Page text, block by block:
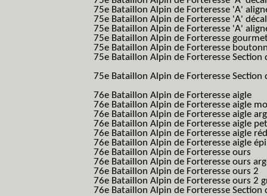
75e Bataillon Alpin de Forteresse 'A'
75e Bataillon Alpin de Forteresse 'A'
75e Bataillon Alpin de Forteresse 'A'
75e Bataillon Alpin de Forteresse
75e Bataillon Alpin de Forteresse
75e Bataillon Alpin de Forteresse
75e Bataillon Alpin de Forteresse
76e Bataillon Alpin de Forteresse aigle
76e Bataillon Alpin de Forteresse aigle
76e Bataillon Alpin de Forteresse aigle
76e Bataillon Alpin de Forteresse aigle
76e Bataillon Alpin de Forteresse aigle
76e Bataillon Alpin de Forteresse aigle
76e Bataillon Alpin de Forteresse ours
76e Bataillon Alpin de Forteresse ours
76e Bataillon Alpin de Forteresse ours 2
76e Bataillon Alpin de Forteresse ours 2
76e Bataillon Alpin de Forteresse